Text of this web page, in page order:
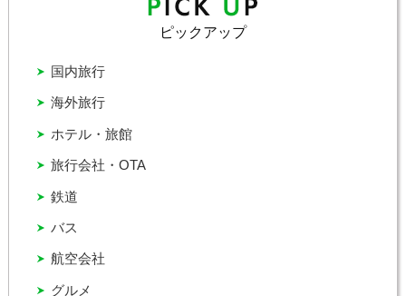
ピックアップ
グルメ
バス
ホテル・旅館
国内旅行
旅行会社・OTA
海外旅行
航空会社
鉄道